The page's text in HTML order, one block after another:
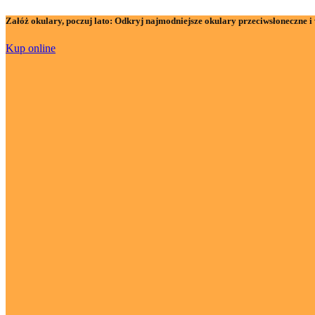
Załóż okulary, poczuj lato: Odkryj najmodniejsze okulary przeciwsłoneczne
Kup online